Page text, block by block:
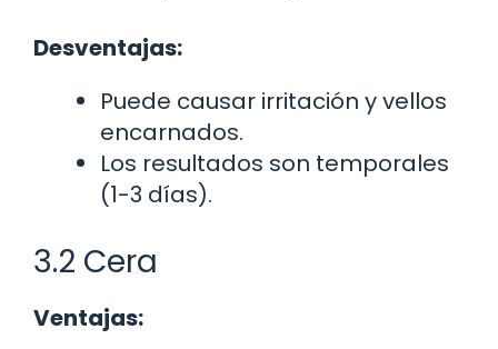
Desventajas:
Puede causar irritación y vellos
encarnados.
Los resultados son temporales
(1-3 días).
3.2 Cera
Ventajas: